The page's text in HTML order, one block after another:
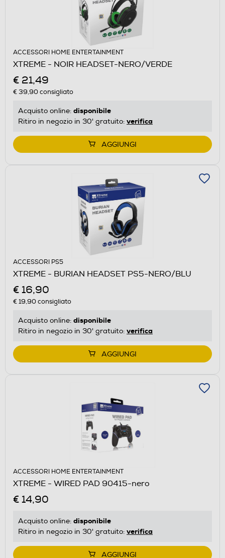
ACCESSORI HOME ENTERTAINMENT
XTREME - NOIR HEADSET-NERO/VERDE
€ 21,49
€ 39,90consigliato
Acquisto online: disponibile
Ritiro in negozio in 30' gratuito: verifica
AGGIUNGI
ACCESSORI PS5
XTREME - BURIAN HEADSET PS5-NERO/BLU
€ 16,90
€ 19,90consigliato
Acquisto online: disponibile
Ritiro in negozio in 30' gratuito: verifica
AGGIUNGI
ACCESSORI HOME ENTERTAINMENT
XTREME - WIRED PAD 90415-nero
€ 14,90
Acquisto online: disponibile
Ritiro in negozio in 30' gratuito: verifica
AGGIUNGI